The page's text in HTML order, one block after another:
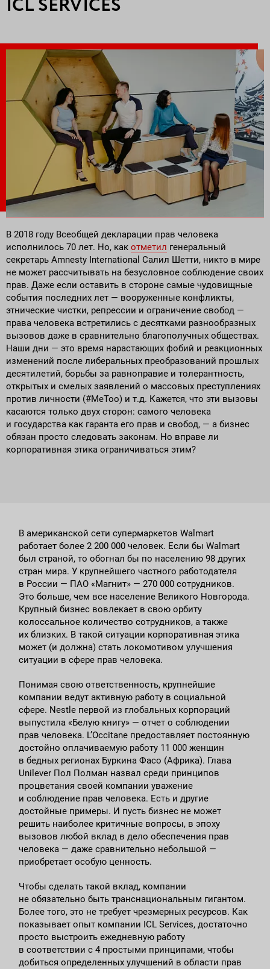
ICL SERVICES
В 2018 году Всеобщей декларации прав человека
исполнилось 70 лет. Но, как отметил генеральный
секретарь Amnesty International Салил Шетти, никто в мире
не может рассчитывать на безусловное соблюдение своих
прав. Даже если оставить в стороне самые чудовищные
события последних лет — вооруженные конфликты,
этнические чистки, репрессии и ограничение свобод —
права человека встретились с десятками разнообразных
вызовов даже в сравнительно благополучных обществах.
Наши дни — это время нарастающих фобий и реакционных
изменений после либеральных преобразований прошлых
десятилетий, борьбы за равноправие и толерантность,
открытых и смелых заявлений о массовых преступлениях
против личности (#MeToo) и т.д. Кажется, что эти вызовы
касаются только двух сторон: самого человека
и государства как гаранта его прав и свобод, — а бизнес
обязан просто следовать законам. Но вправе ли
корпоративная этика ограничиваться этим?
В американской сети супермаркетов Walmart
работает более 2 200 000 человек. Если бы Walmart
был страной, то обогнал бы по населению 98 других
стран мира. У крупнейшего частного работодателя
в России — ПАО «Магнит» — 270 000 сотрудников.
Это больше, чем все население Великого Новгорода.
Крупный бизнес вовлекает в свою орбиту
колоссальное количество сотрудников, а также
их близких. В такой ситуации корпоративная этика
может (и должна) стать локомотивом улучшения
ситуации в сфере прав человека.
Понимая свою ответственность, крупнейшие
компании ведут активную работу в социальной
сфере. Nestle первой из глобальных корпораций
выпустила «Белую книгу» — отчет о соблюдении
прав человека. L’Occitane предоставляет постоянную
достойно оплачиваемую работу 11 000 женщин
в бедных регионах Буркина Фасо (Африка). Глава
Unilever Пол Полман назвал среди принципов
процветания своей компании уважение
и соблюдение прав человека. Есть и другие
достойные примеры. И пусть бизнес не может
решить наиболее критичные вопросы, в эпоху
вызовов любой вклад в дело обеспечения прав
человека — даже сравнительно небольшой —
приобретает особую ценность.
Чтобы сделать такой вклад, компании
не обязательно быть транснациональным гигантом.
Более того, это не требует чрезмерных ресурсов. Как
показывает опыт компании ICL Services, достаточно
просто выстроить ежедневную работу
в соответствии с 4 простыми принципами, чтобы
добиться определенных улучшений в области прав